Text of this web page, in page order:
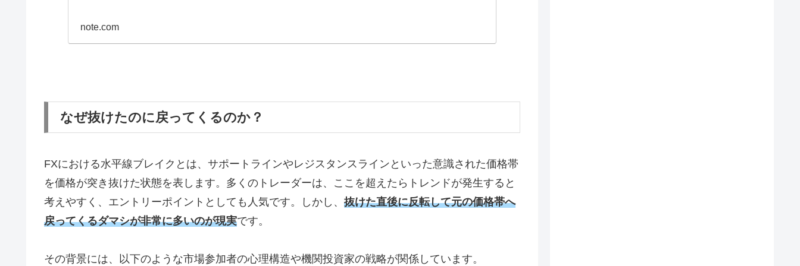
note.com
なぜ抜けたのに戻ってくるのか？
FXにおける水平線ブレイクとは、サポートラインやレジスタンスラインといった意識された価格帯
を価格が突き抜けた状態を表します。多くのトレーダーは、ここを超えたらトレンドが発生すると
考えやすく、エントリーポイントとしても人気です。しかし、 抜けた直後に反転して元の価格帯へ
戻ってくるダマシが非常に多いのが現実です。
その背景には、以下のような市場参加者の心理構造や機関投資家の戦略が関係しています。